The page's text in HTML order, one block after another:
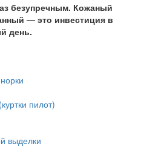
безупречным. Кожаный
— это инвестиция в
день.
пилот)
выделки